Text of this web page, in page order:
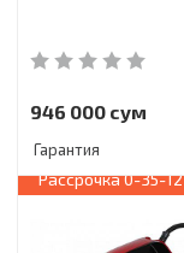
946 000 сум
Гарантия
Рассрочка0-35-12